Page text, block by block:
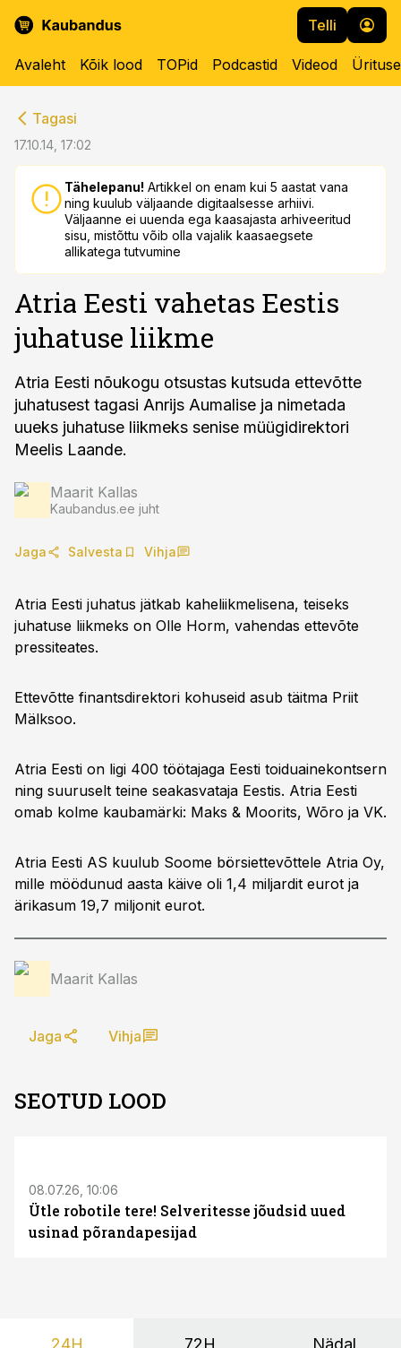
Telli
Avaleht Kõik lood TOPid Podcastid Videod
Tagasi
17.10.14, 17:02
Tähelepanu! Artikkel on enam kui 5 aastat vana
ning kuulub väljaande digitaalsesse arhiivi.
Väljaanne ei uuenda ega kaasajasta arhiveeritud
sisu, mistõttu võib olla vajalik kaasaegsete
allikatega tutvumine
Atria Eesti vahetas Eestis
juhatuse liikme
Atria Eesti nõukogu otsustas kutsuda ettevõtte
juhatusest tagasi Anrijs Aumalise ja nimetada
uueks juhatuse liikmeks senise müügidirektori
Meelis Laande.
Maarit Kallas
Kaubandus.ee juht
Jaga Salvesta Vihja
Atria Eesti juhatus jätkab kaheliikmelisena, teiseks
juhatuse liikmeks on Olle Horm, vahendas ettevõte
pressiteates.
Ettevõtte finantsdirektori kohuseid asub täitma Priit
Mälksoo.
Atria Eesti on ligi 400 töötajaga Eesti toiduainekontsern
ning suuruselt teine seakasvataja Eestis. Atria Eesti
omab kolme kaubamärki: Maks & Moorits, Wõro ja VK.
Atria Eesti AS kuulub Soome börsiettevõttele Atria Oy,
mille möödunud aasta käive oli 1,4 miljardit eurot ja
ärikasum 19,7 miljonit eurot.
Maarit Kallas
Jaga Vihja
SEOTUD LOOD
08.07.26, 10:06
Ütle robotile tere! Selveritesse jõudsid uued
usinad põrandapesijad
24H 72H Nädal